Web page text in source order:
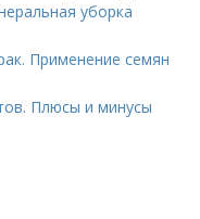
уборка
Применение семян
Плюсы и минусы